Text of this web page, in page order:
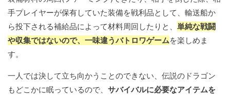
手プレイヤーが保有していた装備を戦利品として、輸送船か
ら投下される補給品によって材料周回したりと、 単純な戦闘
や収集ではないので、一味違うバトロワゲームを楽しめま
す。
一人では決して立ち向かうことのできない、伝説のドラゴン
もどこかに眠っているので、 サバイバルに必要なアイテムを